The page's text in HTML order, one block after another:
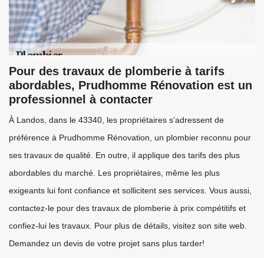
Pour des travaux de plomberie à tarifs
abordables, Prudhomme Rénovation est un
professionnel à contacter
À Landos, dans le 43340, les propriétaires s’adressent de
préférence à Prudhomme Rénovation, un plombier reconnu pour
ses travaux de qualité. En outre, il applique des tarifs des plus
abordables du marché. Les propriétaires, même les plus
exigeants lui font confiance et sollicitent ses services. Vous aussi,
contactez-le pour des travaux de plomberie à prix compétitifs et
confiez-lui les travaux. Pour plus de détails, visitez son site web.
Demandez un devis de votre projet sans plus tarder!